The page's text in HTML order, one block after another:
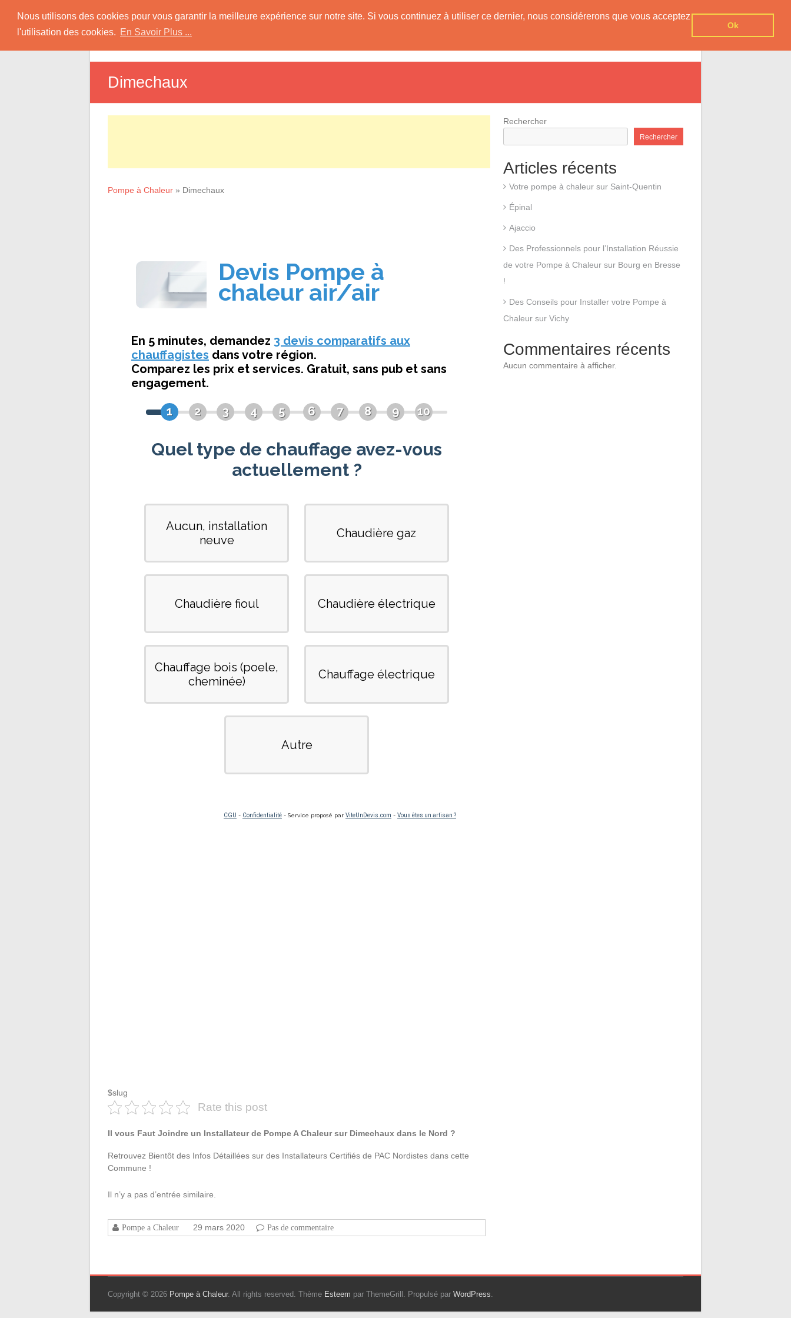
Nous utilisons des cookies pour vous garantir la meilleure expérience sur notre site. Si vous continuez à utiliser ce dernier, nous considérerons que vous acceptez
l'utilisation des cookies. En Savoir Plus ...
Ok
content
Pompe à Chaleur
Informations sur les Pompes à Chaleur
Dimechaux
Pompe à Chaleur » Dimechaux
$slug
Rate this post
Il vous Faut Joindre un Installateur de Pompe A Chaleur sur Dimechaux dans le Nord ?
Retrouvez Bientôt des Infos Détaillées sur des Installateurs Certifiés de PAC Nordistes dans cette
Commune !
Il n’y a pas d’entrée similaire.
Pompe a Chaleur 29 mars 2020 Pas de commentaire
Rechercher
Rechercher
Articles récents
Votre pompe à chaleur sur Saint-Quentin
Épinal
Ajaccio
Des Professionnels pour l’Installation Réussie
de votre Pompe à Chaleur sur Bourg en Bresse
!
Des Conseils pour Installer votre Pompe à
Chaleur sur Vichy
Commentaires récents
Aucun commentaire à afficher.
Copyright © 2026 Pompe à Chaleur. All rights reserved. Thème Esteem par ThemeGrill. Propulsé par WordPress.